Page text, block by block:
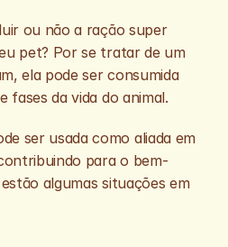
ou não a ração super
pet? Por se tratar de um
ela pode ser consumida
fases da vida do animal.
ser usada como aliada em
para o bem-
algumas situações em